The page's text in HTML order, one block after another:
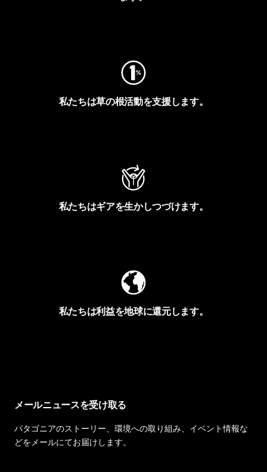
私たちは草の根活動を支援します。
私たちはギアを生かしつづけます。
私たちは利益を地球に還元します。
メールニュースを受け取る
パタゴニアのストーリー、環境への取り組み、イベント情報な
どをメールにてお届けします。